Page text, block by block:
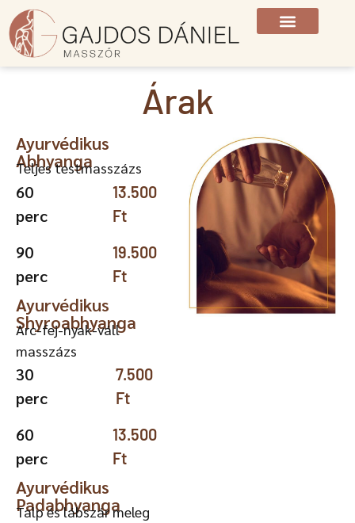
Árak
Ayurvédikus
Abhyanga
Teljes testmasszázs
60
perc
13.500
Ft
90
perc
19.500
Ft
Ayurvédikus
Shyroabhyanga
Arc-fej-nyak-váll
masszázs
30
perc
7.500
Ft
60
perc
13.500
Ft
Ayurvédikus
Padabhyanga
Talp és lábszár meleg